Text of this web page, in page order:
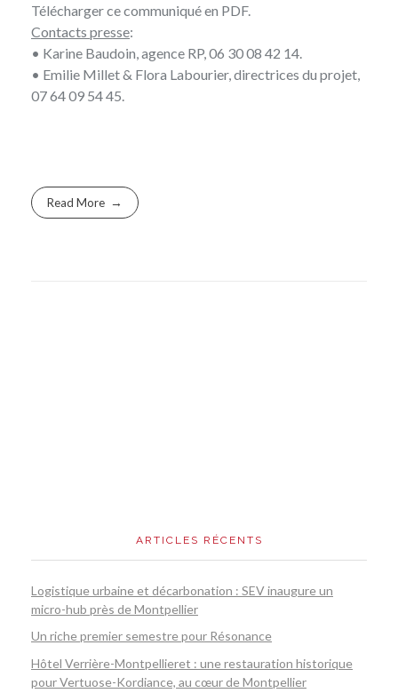
Téléchargerce communiqué en PDF.
Contacts presse:
• Karine Baudoin, agence RP, 06 30 08 42 14.
• Emilie Millet & Flora Labourier, directrices du projet,
07 64 09 54 45.
Read More
ARTICLES RÉCENTS
Logistique urbaine et décarbonation : SEV inaugure un
micro-hub près de Montpellier
Un riche premier semestre pour Résonance
Hôtel Verrière-Montpellieret : une restauration historique
pour Vertuose-Kordiance, au cœur de Montpellier